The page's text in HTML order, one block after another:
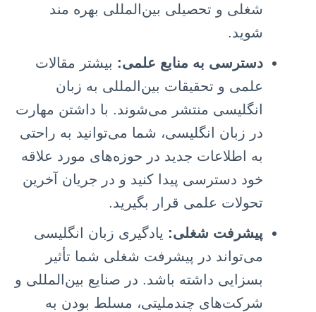
شغلی و تحصیلی بین‌المللی بهره مند
شوید.
دسترسی به منابع علمی: بیشتر مقالات
علمی و تحقیقات بین‌المللی به زبان
انگلیسی منتشر می‌شوند. با داشتن مهارت
در زبان انگلیسی، شما می‌توانید به راحتی
به اطلاعات جدید در حوزه‌های مورد علاقه
خود دسترسی پیدا کنید و در جریان آخرین
تحولات علمی قرار بگیرید.
پیشرفت شغلی: یادگیری زبان انگلیسی
می‌تواند در پیشرفت شغلی شما تأثیر
بسزایی داشته باشد. در صنایع بین‌المللی و
شرکت‌های چند‌ملیتی، مسلط بودن به